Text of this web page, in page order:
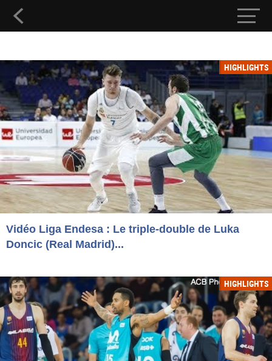
HIGHLIGHTS
Vidéo Liga Endesa : Le triple-double de Luka
Doncic (Real Madrid)...
HIGHLIGHTS